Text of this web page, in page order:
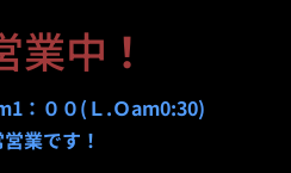
業中 ！
：００(Ｌ.Ｏam0:30)
業です！